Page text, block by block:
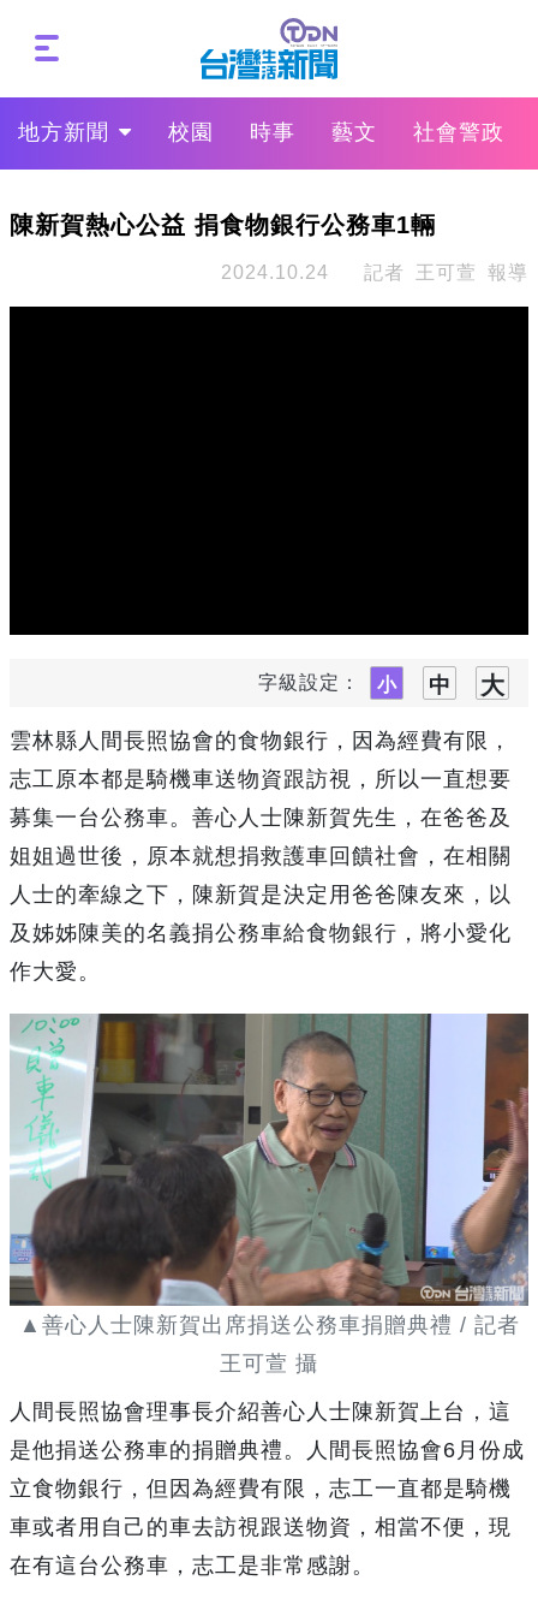
地方新聞 校園 時事 藝文 社會警政
陳新賀熱心公益 捐食物銀行公務車1輛
2024.10.24 記者 王可萱 報導
字級設定：
雲林縣人間長照協會的食物銀行，因為經費有限，
志工原本都是騎機車送物資跟訪視，所以一直想要
募集一台公務車。善心人士陳新賀先生，在爸爸及
姐姐過世後，原本就想捐救護車回饋社會，在相關
人士的牽線之下，陳新賀是決定用爸爸陳友來，以
及姊姊陳美的名義捐公務車給食物銀行，將小愛化
作大愛。
▲善心人士陳新賀出席捐送公務車捐贈典禮 / 記者
王可萱 攝
人間長照協會理事長介紹善心人士陳新賀上台，這
是他捐送公務車的捐贈典禮。人間長照協會6月份成
立食物銀行，但因為經費有限，志工一直都是騎機
車或者用自己的車去訪視跟送物資，相當不便，現
在有這台公務車，志工是非常感謝。